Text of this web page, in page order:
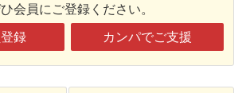
会員にご登録ください。
録 カンパでご支援